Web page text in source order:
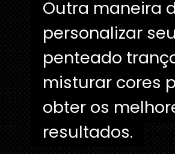
Outra maneira
personalizar seu
penteado
misturar cores
obter os
resultados.
Outra maneira
personalizar seu
penteado
misturar cores
obter os
resultados.